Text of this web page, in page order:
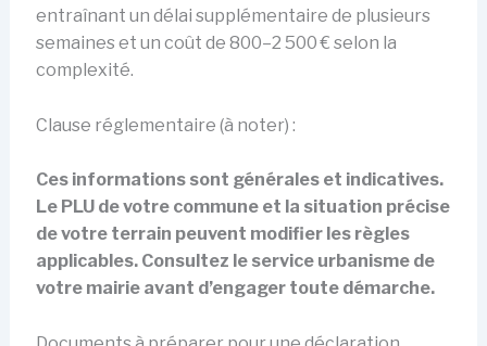
entraînant un délai supplémentaire de plusieurs
semaines et un coût de 800–2 500 € selon la
complexité.
Clause réglementaire (à noter) :
Ces informations sont générales et indicatives.
Le PLU de votre commune et la situation précise
de votre terrain peuvent modifier les règles
applicables. Consultez le service urbanisme de
votre mairie avant d’engager toute démarche.